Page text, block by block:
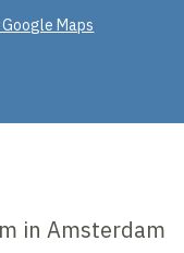
Maps
in Amsterdam